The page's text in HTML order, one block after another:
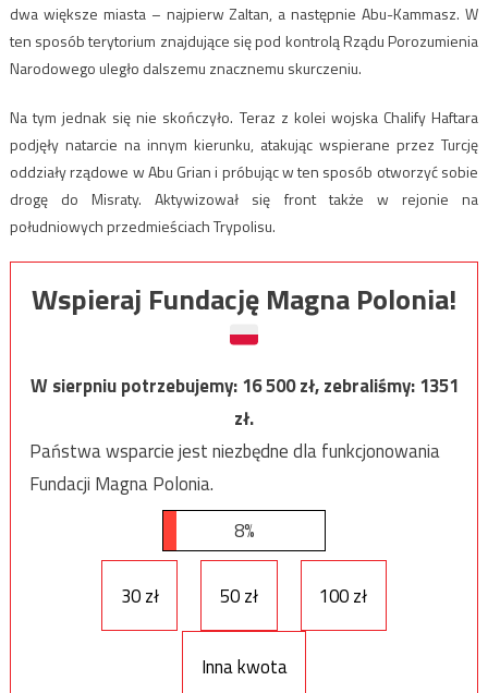
dwa większe miasta – najpierw Zaltan, a następnie Abu-Kammasz. W
ten sposób terytorium znajdujące się pod kontrolą Rządu Porozumienia
Narodowego uległo dalszemu znacznemu skurczeniu.
Na tym jednak się nie skończyło. Teraz z kolei wojska Chalify Haftara
podjęły natarcie na innym kierunku, atakując wspierane przez Turcję
oddziały rządowe w Abu Grian i próbując w ten sposób otworzyć sobie
drogę do Misraty. Aktywizował się front także w rejonie na
południowych przedmieściach Trypolisu.
Wspieraj Fundację Magna Polonia!
W sierpniu potrzebujemy:16 500zł, zebraliśmy:1351
zł.
Państwa wsparcie jest niezbędne dla funkcjonowania
Fundacji Magna Polonia.
8%
30 zł 50 zł 100 zł
Inna kwota